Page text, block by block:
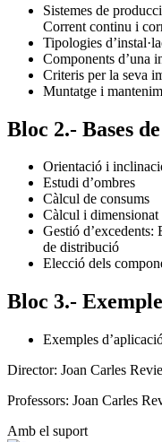
Sistemes de
Corrent continu i
Tipologies
Components d’una
Criteris per la seva
Muntatge i
Bloc 2.- Bases
Orientació i
Estudi d’ombres
Càlcul de consums
Càlcul i dimensionat
Gestió d’excedents:
de distribució
Elecció dels
Bloc 3.-
Exemples
Director: Joan Carles
Professors: Joan Carles
Amb el suport